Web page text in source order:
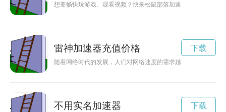
想要畅快玩游戏、观看视频？快来松鼠部落加速器官网登录入
雷神加速器充值价格
随着网络时代的发展，人们对网络速度的需求越来越高。而免
下载
不用实名加速器 下载